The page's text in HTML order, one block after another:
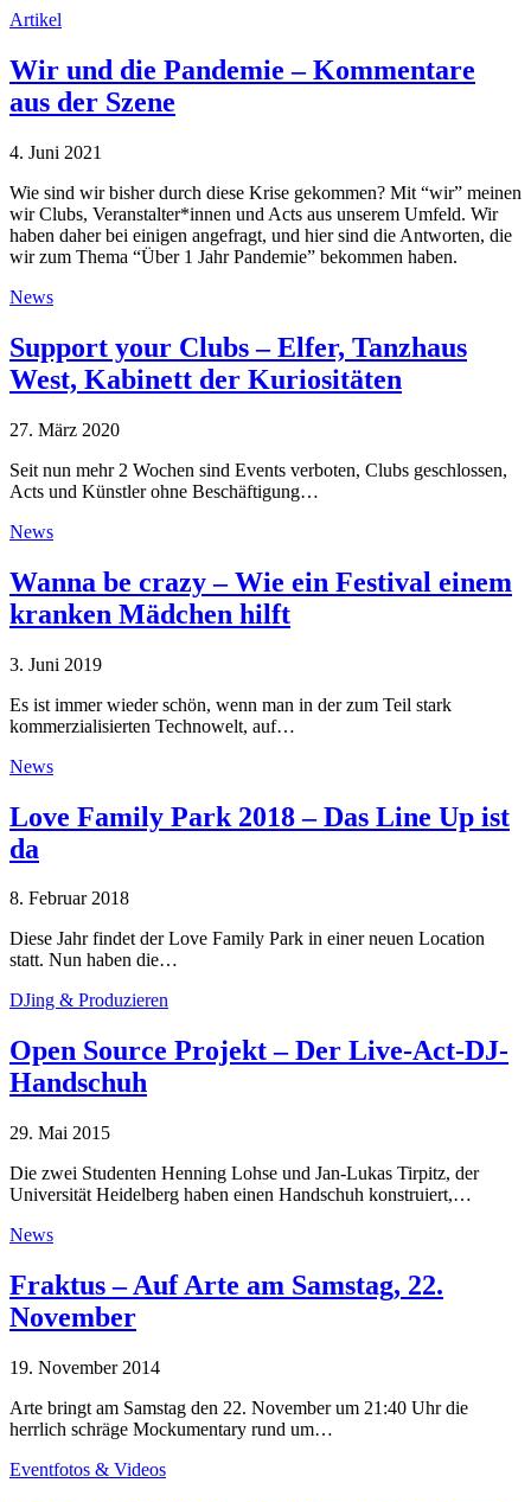
Artikel
Wir und die Pandemie – Kommentare
aus der Szene
4. Juni 2021
Wie sind wir bisher durch diese Krise gekommen? Mit “wir” meinen
wir Clubs, Veranstalter*innen und Acts aus unserem Umfeld. Wir
haben daher bei einigen angefragt, und hier sind die Antworten, die
wir zum Thema “Über 1 Jahr Pandemie” bekommen haben.
News
Support your Clubs – Elfer, Tanzhaus
West, Kabinett der Kuriositäten
27. März 2020
Seit nun mehr 2 Wochen sind Events verboten, Clubs geschlossen,
Acts und Künstler ohne Beschäftigung…
News
Wanna be crazy – Wie ein Festival einem
kranken Mädchen hilft
3. Juni 2019
Es ist immer wieder schön, wenn man in der zum Teil stark
kommerzialisierten Technowelt, auf…
News
Love Family Park 2018 – Das Line Up ist
da
8. Februar 2018
Diese Jahr findet der Love Family Park in einer neuen Location
statt. Nun haben die…
DJing & Produzieren
Open Source Projekt – Der Live-Act-DJ-
Handschuh
29. Mai 2015
Die zwei Studenten Henning Lohse und Jan-Lukas Tirpitz, der
Universität Heidelberg haben einen Handschuh konstruiert,…
News
Fraktus – Auf Arte am Samstag, 22.
November
19. November 2014
Arte bringt am Samstag den 22. November um 21:40 Uhr die
herrlich schräge Mockumentary rund um…
Eventfotos & Videos